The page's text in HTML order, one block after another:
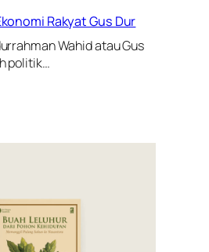
Rakyat Gus Dur
Wahid atau Gus
politik…